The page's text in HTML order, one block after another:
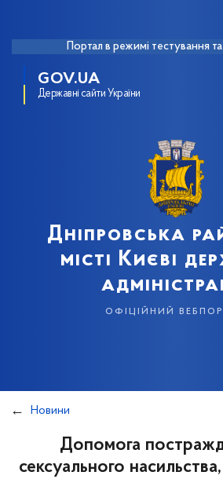
Портал в режимі тестування
GOV.UA
Державні сайти України
Дніпровська
місті Києві
офіційний
Новини
Допомога
сексуального